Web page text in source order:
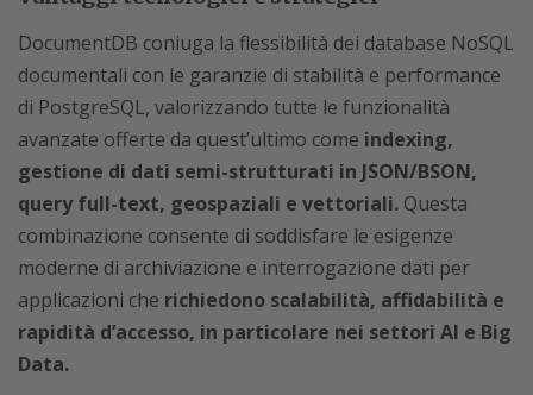
DocumentDB coniuga la flessibilità dei database NoSQL
documentali con le garanzie di stabilità e performance
di PostgreSQL, valorizzando tutte le funzionalità
avanzate offerte da quest’ultimo come indexing,
gestione di dati semi-strutturati in JSON/BSON,
query full-text, geospaziali e vettoriali. Questa
combinazione consente di soddisfare le esigenze
moderne di archiviazione e interrogazione dati per
applicazioni che richiedono scalabilità, affidabilità e
rapidità d’accesso, in particolare nei settori AI e Big
Data.